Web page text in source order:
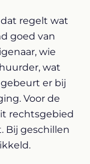
regelt wat
goed van
wie
wat
er bij
Voor de
rechtsgebied
Bij geschillen